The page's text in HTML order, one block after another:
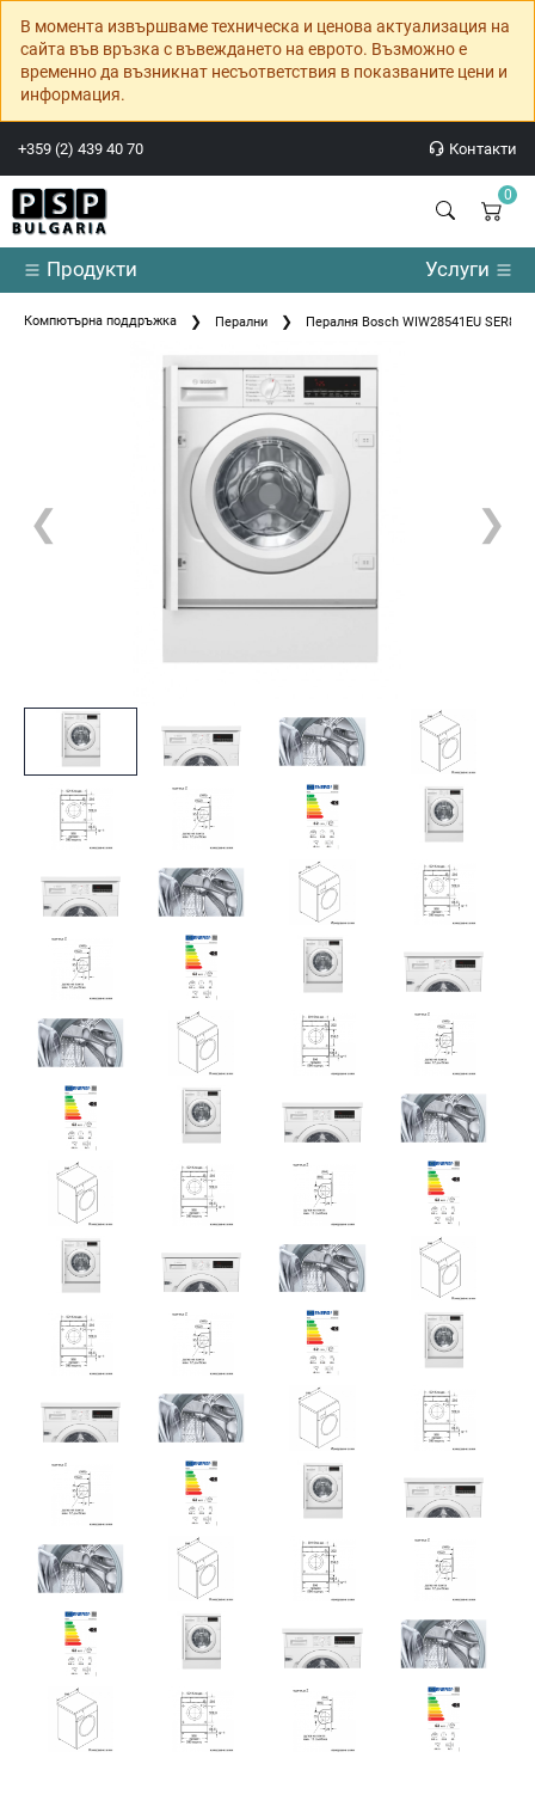
В момента извършваме техническа и ценова актуализация на
сайта във връзка с въвеждането на еврото. Възможно е
временно да възникнат несъответствия в показваните цени и
информация.
+359 (2) 439 40 70 Контакти
0
Продукти Услуги
Компютърна поддръжка Перални Пералня Bosch WIW28541EU SER8
❮ ❯